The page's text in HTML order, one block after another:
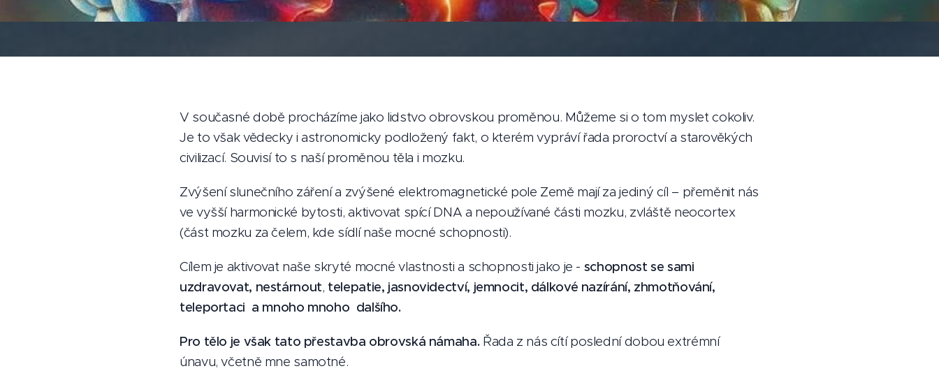
V současné době procházíme jako lidstvo obrovskou proměnou. Můžeme si o tom myslet cokoliv.
Je to však vědecky i astronomicky podložený fakt, o kterém vypráví řada proroctví a starověkých
civilizací. Souvisí to s naší proměnou těla i mozku.
Zvýšení slunečního záření a zvýšené elektromagnetické pole Země mají za jediný cíl – přeměnit nás
ve vyšší harmonické bytosti, aktivovat spící DNA a nepoužívané části mozku, zvláště neocortex
(část mozku za čelem, kde sídlí naše mocné schopnosti).
Cílem je aktivovat naše skryté mocné vlastnosti a schopnosti jako je - schopnost se sami
uzdravovat, nestárnout, telepatie, jasnovidectví, jemnocit, dálkové nazírání, zhmotňování,
teleportaci a mnoho mnoho dalšího.
Pro tělo je však tato přestavba obrovská námaha.Řada z nás cítí poslední dobou extrémní
únavu, včetně mne samotné.